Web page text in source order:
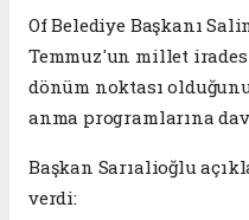
Of Belediye Başkanı
Temmuz'un millet
dönüm noktası
anma programlarına
Başkan Sarıalioğlu
verdi: